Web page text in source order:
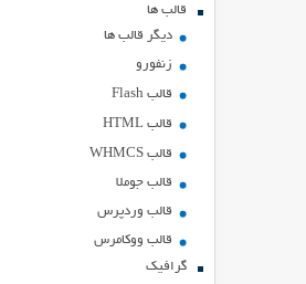
قالب ها
دیگر قالب ها
زنفورو
قالب Flash
قالب HTML
قالب WHMCS
قالب جوملا
قالب وردپرس
قالب ووکامرس
گرافیک